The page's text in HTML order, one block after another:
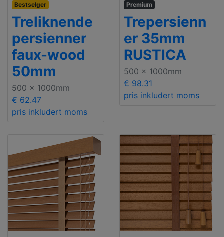
Bestselger
Treliknende
persienner
faux-wood
50mm
500 x 1000mm
€ 62.47
pris inkludert moms
Premium
Trepersienn
er 35mm
RUSTICA
500 x 1000mm
€ 98.31
pris inkludert moms